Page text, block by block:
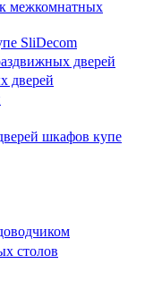
межкомнатных
SliDecom
дверей
дверей
шкафов купе
столов